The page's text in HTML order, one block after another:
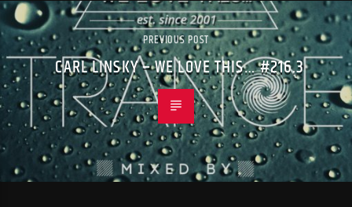
PREVIOUS POST
CARL LINSKY – WE LOVE THIS… #216.3